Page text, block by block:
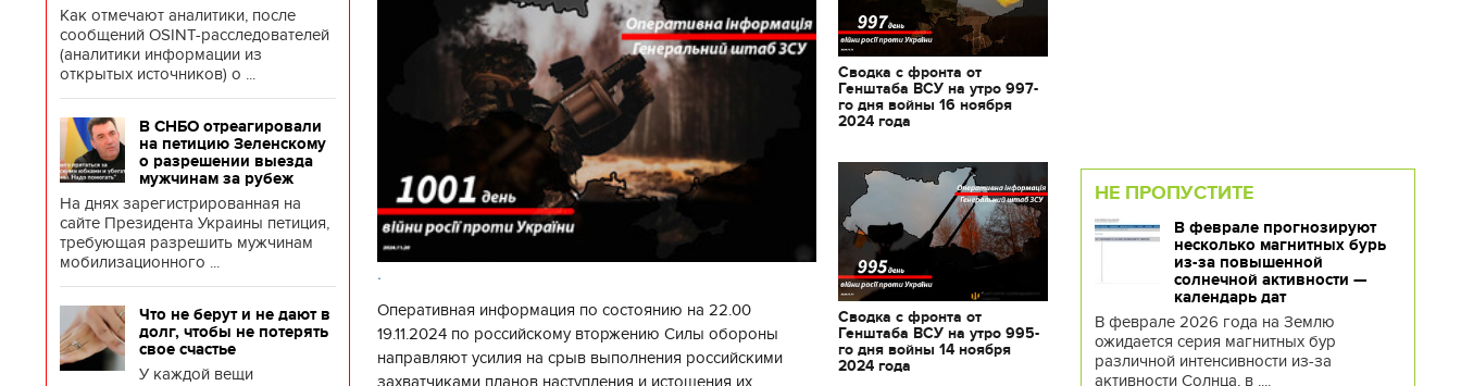
Как отмечают аналитики, после
сообщений OSINT-расследователей
(аналитики информации из
открытых источников) о ...
В СНБО отреагировали
на петицию Зеленскому
о разрешении выезда
мужчинам за рубеж
На днях зарегистрированная на
сайте Президента Украины петиция,
требующая разрешить мужчинам
мобилизационного ...
Что не берут и не дают в
долг, чтобы не потерять
свое счастье
У каждой вещи
.
Оперативная информация по состоянию на 22.00
19.11.2024 по российскому вторжению Силы обороны
направляют усилия на срыв выполнения российскими
захватчиками планов наступления и истощения их
Сводка с фронта от
Генштаба ВСУ на утро 997-
го дня войны 16 ноября
2024 года
Сводка с фронта от
Генштаба ВСУ на утро 995-
го дня войны 14 ноября
2024 года
НЕ ПРОПУСТИТЕ
В феврале прогнозируют
несколько магнитных бурь
из-за повышенной
солнечной активности —
календарь дат
В феврале 2026 года на Землю
ожидается серия магнитных бур
различной интенсивности из-за
активности Солнца, в ....